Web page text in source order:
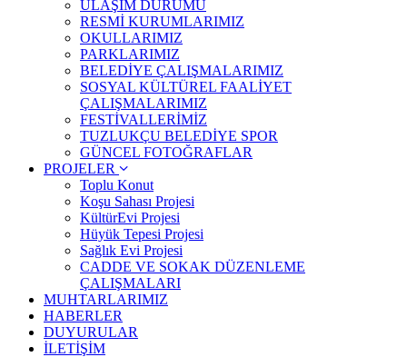
ULAŞIM DURUMU
RESMİ KURUMLARIMIZ
OKULLARIMIZ
PARKLARIMIZ
BELEDİYE ÇALIŞMALARIMIZ
SOSYAL KÜLTÜREL FAALİYET
ÇALIŞMALARIMIZ
FESTİVALLERİMİZ
TUZLUKÇU BELEDİYE SPOR
GÜNCEL FOTOĞRAFLAR
PROJELER
Toplu Konut
Koşu Sahası Projesi
KültürEvi Projesi
Hüyük Tepesi Projesi
Sağlık Evi Projesi
CADDE VE SOKAK DÜZENLEME
ÇALIŞMALARI
MUHTARLARIMIZ
HABERLER
DUYURULAR
İLETİŞİM